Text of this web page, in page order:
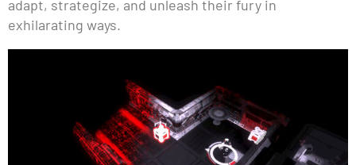
adapt, strategize, and unleash their fury in
exhilarating ways.